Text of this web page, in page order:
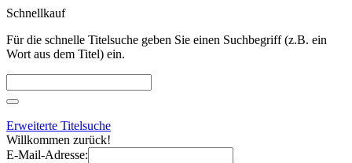
Schnellkauf
Für die schnelle Titelsuche geben Sie einen Suchbegriff (z.B. ein
Wort aus dem Titel) ein.
Erweiterte Titelsuche
Willkommen zurück!
E-Mail-Adresse: